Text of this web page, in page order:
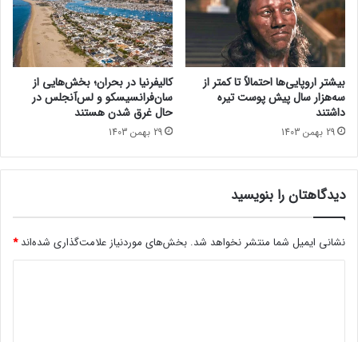
بیشتر اروپایی‌ها احتمالاً تا کمتر از
سه‌هزار سال پیش پوست تیره
داشتند
29 بهمن 1403
کالیفرنیا در بحران؛ بخش‌هایی از
سان‌فرانسیسکو و لس‌آنجلس در
حال غرق شدن هستند
29 بهمن 1403
دیدگاهتان را بنویسید
نشانی ایمیل شما منتشر نخواهد شد. بخش‌های موردنیاز علامت‌گذاری شده‌اند*